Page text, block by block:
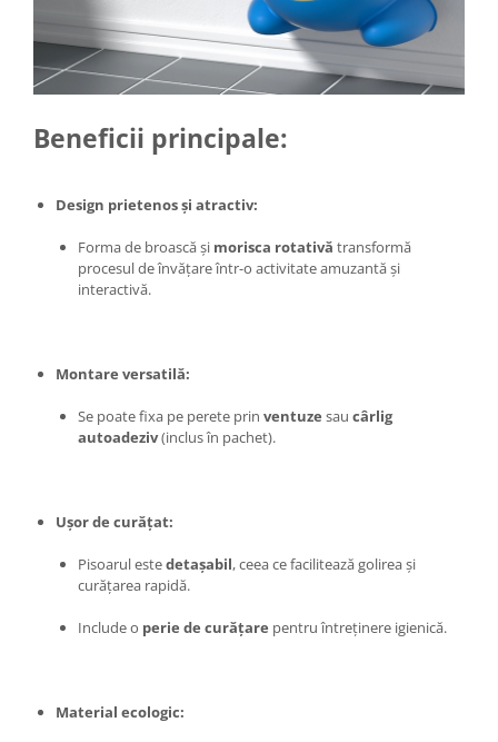
Sere si solarii
Suflante si aspiratoare exterior
Unelte altoit
Stropitori
Masini de maturat manuale
Masini batut stalpi
Pentru Casa si Camping
Accesorii aragaze & butelii
Iluminat & electrice
Conectori/doze
Beneficii principale:
Design prietenos și atractiv:
Forma de broască și morisca rotativă transformă
procesul de învățare într-o activitate amuzantă și
interactivă.
Montare versatilă:
Se poate fixa pe perete prin ventuze sau cârlig
autoadeziv(inclus în pachet).
Ușor de curățat:
Pisoarul estedetașabil, ceea ce facilitează golirea și
curățarea rapidă.
Include o perie de curățare pentru întreținere igienică.
Material ecologic: